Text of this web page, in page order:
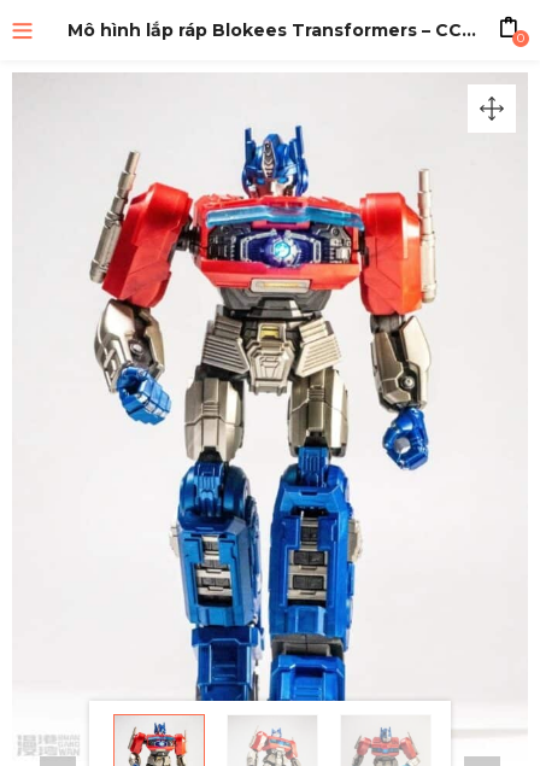
Mô hình lắp ráp Blokees Transformers – CC11 – Movie TF ONE – Optimus Prime 0